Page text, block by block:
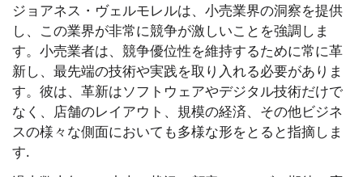
ジョアネス・ヴェルモレルは、小売業界の洞察を提供
し、この業界が非常に競争が激しいことを強調しま
す。小売業者は、競争優位性を維持するために常に革
新し、最先端の技術や実践を取り入れる必要がありま
す。彼は、革新はソフトウェアやデジタル技術だけで
なく、店舗のレイアウト、規模の経済、その他ビジネ
スの様々な側面においても多様な形をとると指摘しま
す.